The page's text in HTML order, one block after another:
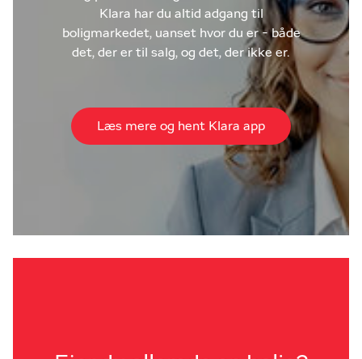
Klara har du altid adgang til
boligmarkedet, uanset hvor du er - både
det, der er til salg, og det, der ikke er.
Læs mere og hent Klara app